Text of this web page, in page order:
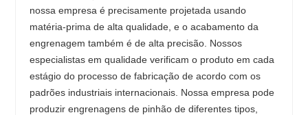
nossa empresa é precisamente projetada usando
matéria-prima de alta qualidade, e o acabamento da
engrenagem também é de alta precisão. Nossos
especialistas em qualidade verificam o produto em cada
estágio do processo de fabricação de acordo com os
padrões industriais internacionais. Nossa empresa pode
produzir engrenagens de pinhão de diferentes tipos,